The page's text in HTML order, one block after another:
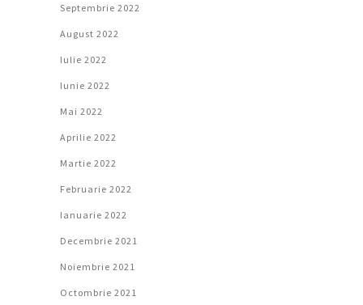
Septembrie 2022
August 2022
Iulie 2022
Iunie 2022
Mai 2022
Aprilie 2022
Martie 2022
Februarie 2022
Ianuarie 2022
Decembrie 2021
Noiembrie 2021
Octombrie 2021